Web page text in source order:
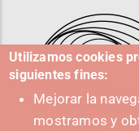
Utilizamos cookies
siguientes fines:
Mejorar la
mostramos y